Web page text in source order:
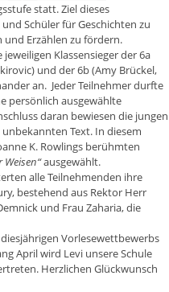
statt. Ziel dieses
Schüler für Geschichten zu
und Erzählen zu fördern.
Klassensieger der 6a
und der 6b (Amy Brückel,
an. Jeder Teilnehmer durfte
persönlich ausgewählte
daran bewiesen die jungen
Text. In diesem
K. Rowlings berühmten
ausgewählt.
alle Teilnehmenden ihre
bestehend aus Rektor Herr
und Frau Zaharia, die
Vorlesewettbewerbs
April wird Levi unsere Schule
Herzlichen Glückwunsch